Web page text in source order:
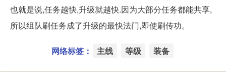
也就是说,任务越快,升级就越快.因为大部分任务都能共享,
所以组队刷任务成了升级的最快法门,即使刷传功。
网络标签： 主线 等级 装备